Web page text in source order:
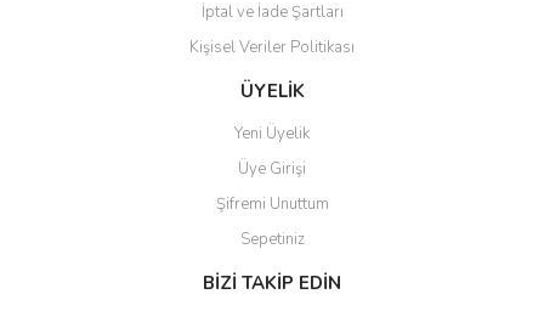
İptal ve İade Şartları
Kişisel Veriler Politikası
ÜYELİK
Yeni Üyelik
Üye Girişi
Şifremi Unuttum
Sepetiniz
BİZİ TAKİP EDİN